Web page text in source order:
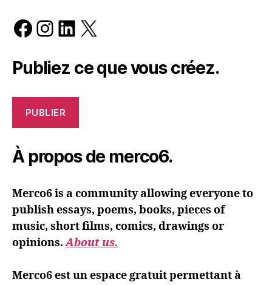
Facebook
Instagram
LinkedIn
X
Publiez ce que vous créez.
PUBLIER
À propos de merco6.
Merco6 is a community allowing everyone to
publish essays, poems, books, pieces of
music, short films, comics, drawings or
opinions.About us.
Merco6 est un espace gratuit permettant à